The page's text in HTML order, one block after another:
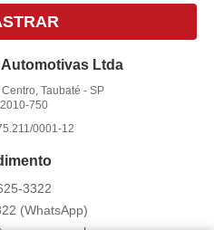
Ltda
Centro, Taubaté -SP
750
0001-12
3322
(WhatsApp)